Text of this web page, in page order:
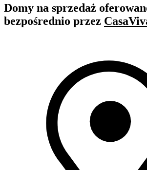
Domy na sprzedaż
bezpośrednio przez